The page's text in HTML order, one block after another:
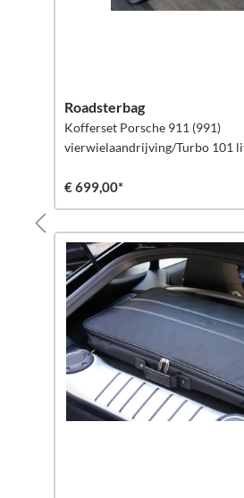
Roadsterbag
Kofferset Porsche 911 (991)
vierwielaandrijving/Turbo 101
€ 699,00*